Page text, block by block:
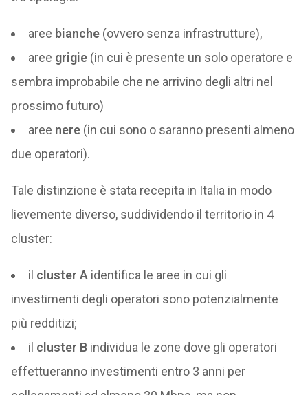
aree bianche(ovvero senza infrastrutture),
aree grigie(in cui è presente un solo operatore e
sembra improbabile che ne arrivino degli altri nel
prossimo futuro)
aree nere(in cui sono o saranno presenti almeno
due operatori).
Tale distinzione è stata recepita in Italia in modo
lievemente diverso, suddividendo il territorio in 4
cluster:
il cluster Aidentifica le aree in cui gli
investimenti degli operatori sono potenzialmente
più redditizi;
il cluster Bindividua le zone dove gli operatori
effettueranno investimenti entro 3 anni per